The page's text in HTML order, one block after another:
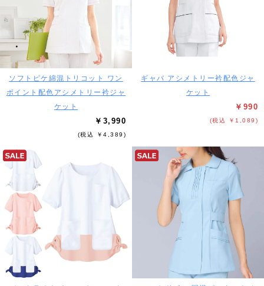
ソフトピケ綿混トリコット ワン
ポイント配色アシメトリー衿ジャ
ケット
￥3,990
(税込 ￥4,389)
ギャバ アシメトリー衿配色ジャ
ケット
￥990
(税込 ￥1,089)